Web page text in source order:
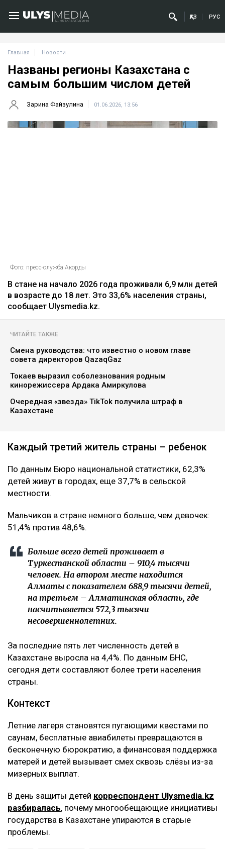
ҚАЗ РУС
Главная Новости
Названы регионы Казахстана с
самым большим числом детей
Зарина Файзулина 01.06.2026, 13:56
Фото: пресс-служба Акорды
В стане на начало 2026 года проживали 6,9 млн детей
в возрасте до 18 лет. Это 33,6% населения страны,
сообщает Ulysmedia.kz.
ЧИТАЙТЕ ТАКЖЕ
Смена руководства: что известно о новом главе
совета директоров QazaqGaz
Токаев выразил соболезнования родным
кинорежиссера Ардака Амиркулова
Очередная «звезда» TikTok получила штраф в
Казахстане
Каждый третий житель страны – ребенок
По данным Бюро национальной статистики, 62,3%
детей живут в городах, еще 37,7% в сельской
местности.
Мальчиков в стране немного больше, чем девочек:
51,4% против 48,6%.
Больше всего детей проживает в
Туркестанской области – 910,4 тысячи
человек. На втором месте находится
Алматы с показателем 688,9 тысячи детей,
на третьем – Алматинская область, где
насчитывается 572,3 тысячи
несовершеннолетних.
За последние пять лет численность детей в
Казахстане выросла на 4,4%. По данным БНС,
сегодня дети составляют более трети населения
страны.
Контекст
Летние лагеря становятся пугающими квестами по
саунам, бесплатные авиабилеты превращаются в
бесконечную бюрократию, а финансовая поддержка
матерей и детей вызывает смех сквозь слёзы из-за
мизерных выплат.
В день защиты детей корреспондент Ulysmedia.kz
разбиралась, почему многообещающие инициативы
государства в Казахстане упираются в старые
проблемы.